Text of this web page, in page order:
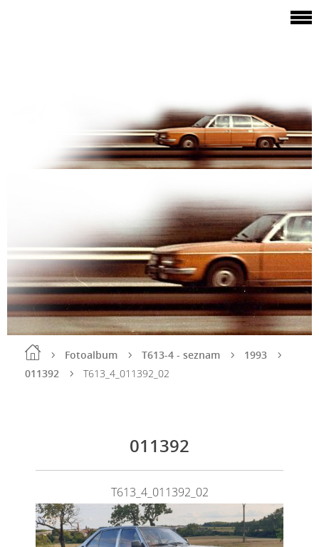
Fotoalbum T613-4 - seznam
1993
011392
T613_4_011392_02
011392
T613_4_011392_02